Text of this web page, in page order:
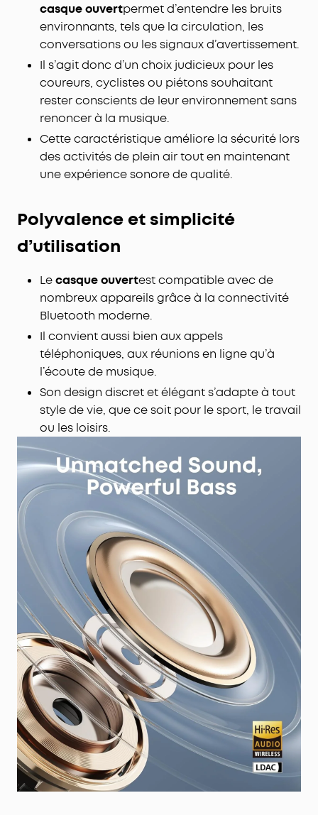
casque ouvertpermet d’entendre les bruits
environnants, tels que la circulation, les
conversations ou les signaux d’avertissement.
Il s’agit donc d’un choix judicieux pour les
coureurs, cyclistes ou piétons souhaitant
rester conscients de leur environnement sans
renoncer à la musique.
Cette caractéristique améliore la sécurité lors
des activités de plein air tout en maintenant
une expérience sonore de qualité.
Polyvalence et simplicité
d’utilisation
Lecasque ouvertest compatible avec de
nombreux appareils grâce à la connectivité
Bluetooth moderne.
Il convient aussi bien aux appels
téléphoniques, aux réunions en ligne qu’à
l’écoute de musique.
Son design discret et élégant s’adapte à tout
style de vie, que ce soit pour le sport, le travail
ou les loisirs.